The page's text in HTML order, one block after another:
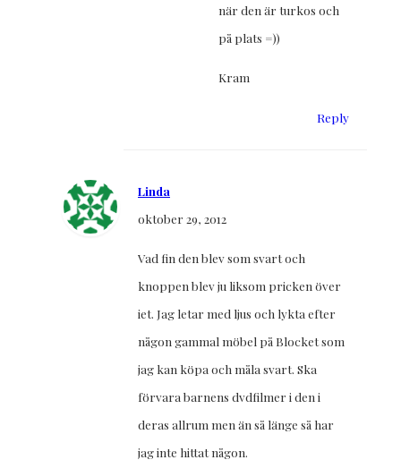
när den är turkos och
på plats =))
Kram
Reply
Linda
oktober 29, 2012
Vad fin den blev som svart och
knoppen blev ju liksom pricken över
iet. Jag letar med ljus och lykta efter
någon gammal möbel på Blocket som
jag kan köpa och måla svart. Ska
förvara barnens dvdfilmer i den i
deras allrum men än så länge så har
jag inte hittat någon.